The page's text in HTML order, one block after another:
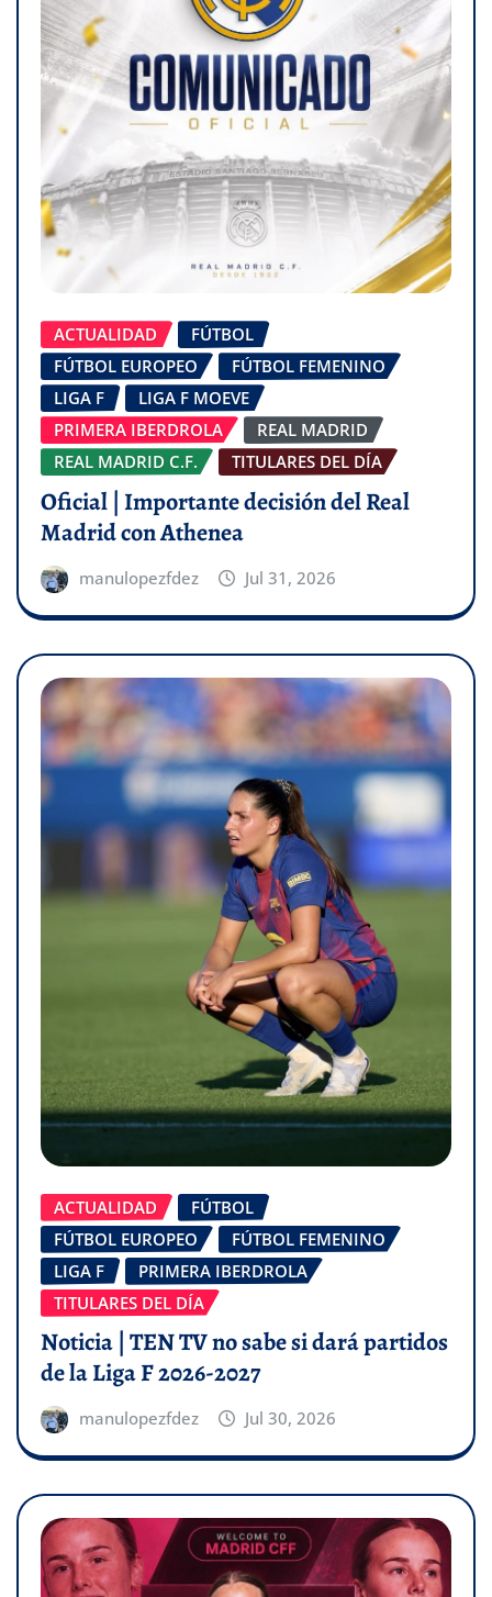
ACTUALIDAD
FÚTBOL
FÚTBOL EUROPEO
FÚTBOL FEMENINO
LIGA F
LIGA F MOEVE
PRIMERA IBERDROLA
REAL MADRID
REAL MADRID C.F.
TITULARES DEL DÍA
Oficial | Importante decisión del Real
Madrid con Athenea
manulopezfdez Jul 31, 2026
ACTUALIDAD
FÚTBOL
FÚTBOL EUROPEO
FÚTBOL FEMENINO
LIGA F
PRIMERA IBERDROLA
TITULARES DEL DÍA
Noticia | TEN TV no sabe si dará partidos
de la Liga F 2026-2027
manulopezfdez Jul 30, 2026